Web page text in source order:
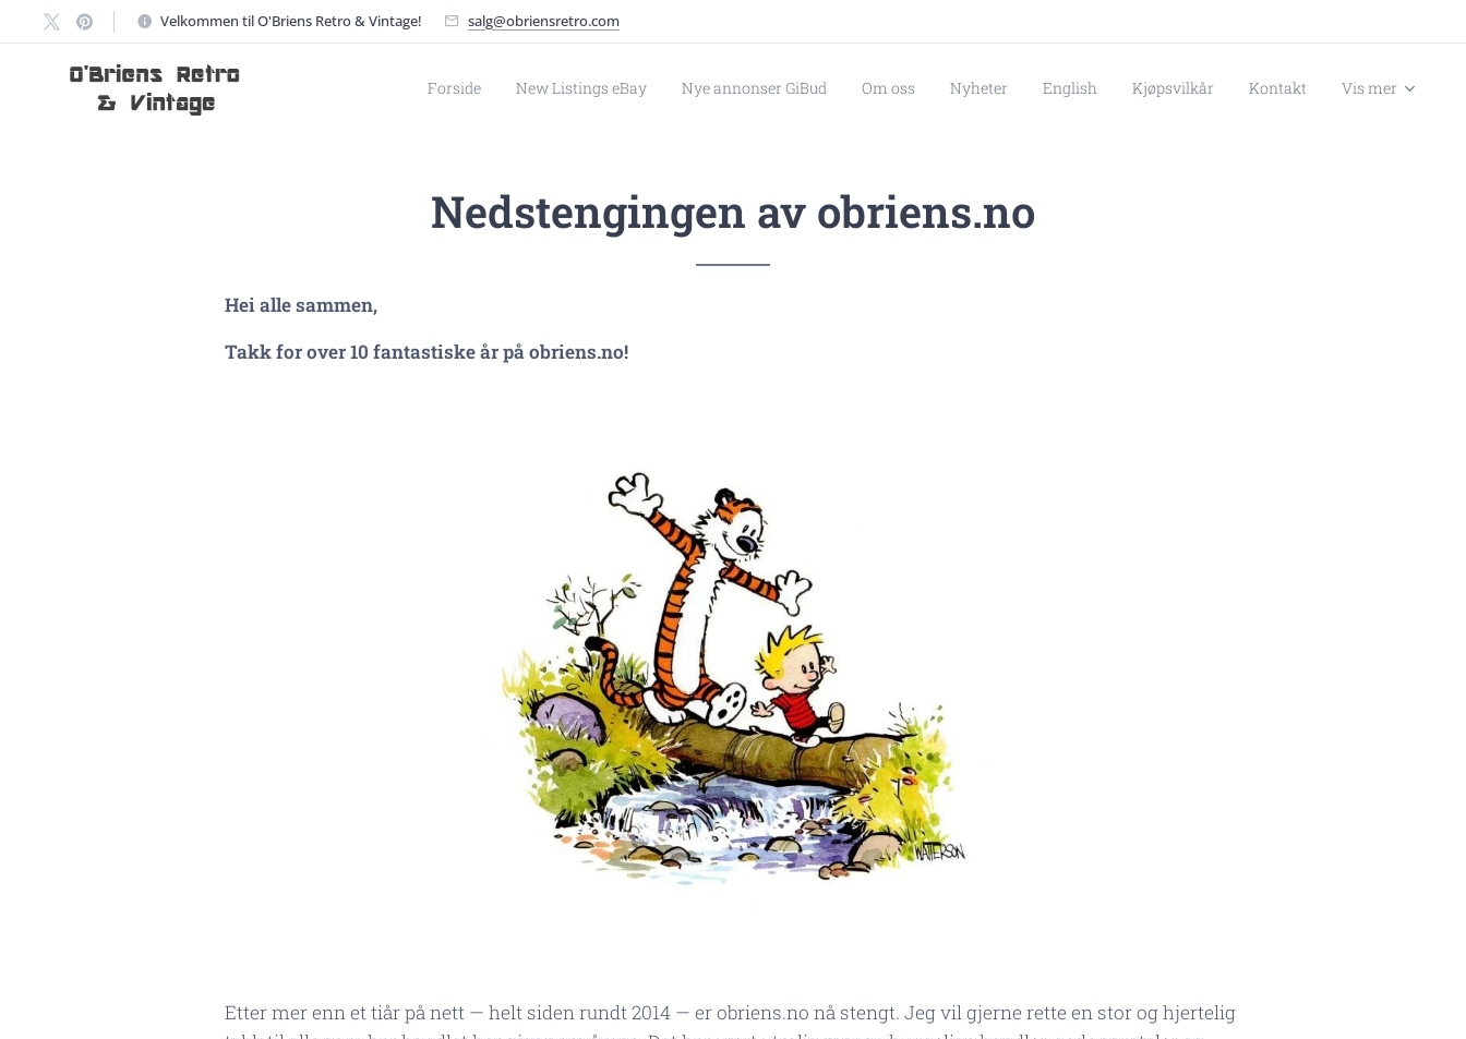
Velkommen til O'Briens Retro & Vintage! salg@obriensretro.com
Forside New Listings eBay Nye annonser GiBud Om oss Nyheter English Kjøpsvilkår Kontakt Vis mer
Nedstengingen av obriens.no
Hei alle sammen,
Takk for over 10 fantastiske år på obriens.no!
Etter mer enn et tiår på nett — helt siden rundt 2014 — er obriens.no nå stengt. Jeg vil gjerne rette en stor og hjertelig